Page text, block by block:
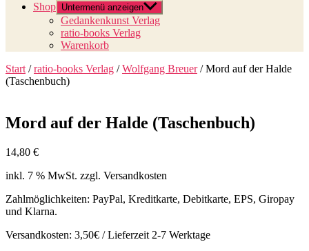
Shop Untermenü anzeigen
Gedankenkunst Verlag
ratio-books Verlag
Warenkorb
Start /ratio-books Verlag /Wolfgang Breuer/ Mord auf der Halde
(Taschenbuch)
Mord auf der Halde (Taschenbuch)
14,80 €
inkl. 7 % MwSt. zzgl. Versandkosten
Zahlmöglichkeiten: PayPal, Kreditkarte, Debitkarte, EPS, Giropay
und Klarna.
Versandkosten: 3,50€ / Lieferzeit 2-7 Werktage